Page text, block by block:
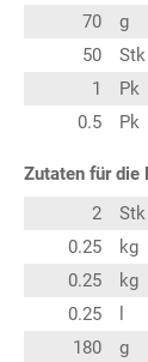
70
g
50
Stk
1
Pk
0.5
Pk
Zutaten für die
2
Stk
0.25
kg
0.25
kg
0.25
180
g